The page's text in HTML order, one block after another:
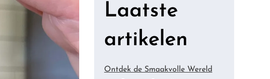
Laatste
artikelen
Ontdek de Smaakvolle Wereld